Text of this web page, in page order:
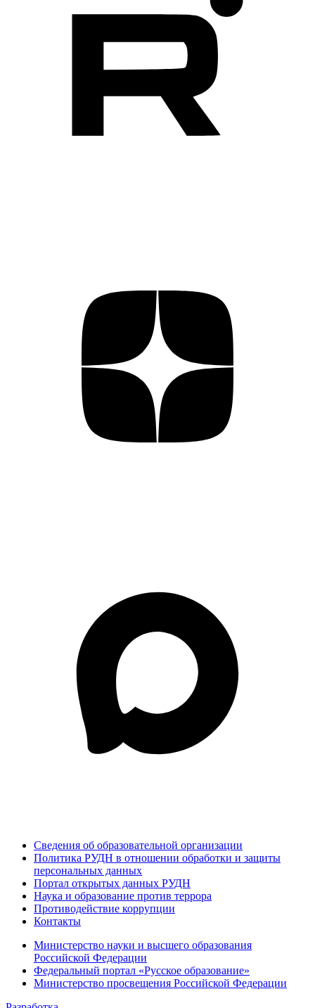
Сведения об образовательной организации
Политика РУДН в отношении обработки и защиты
персональных данных
Портал открытых данных РУДН
Наука и образование против террора
Противодействие коррупции
Контакты
Министерство науки и высшего образования
Российской Федерации
Федеральный портал «Русское образование»
Министерство просвещения Российской Федерации